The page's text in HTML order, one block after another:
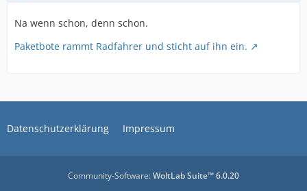
Na wenn schon, denn schon.
Paketbote rammt Radfahrer und sticht auf ihn ein.
Datenschutzerklärung Impressum
Community-Software:WoltLab Suite™ 6.0.20